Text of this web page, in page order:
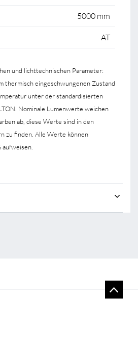
5000 mm
AT
und lichttechnischen Parameter:
thermisch eingeschwungenen Zustand
unter der standardisierten
Nominale Lumenwerte weichen
ab, diese Werte sind in den
zu finden. Alle Werte können